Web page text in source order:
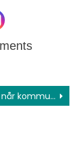
Hva gjør vi når kommunens ansatte legger noen innbyggere for hat ?